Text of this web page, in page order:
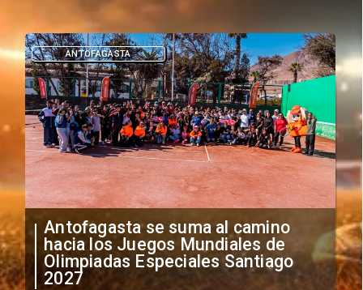
"Falta de profesionalismo": Sifup
anuncia medidas por situación
irregular de futbolistas
extranjeros
DEPORTES